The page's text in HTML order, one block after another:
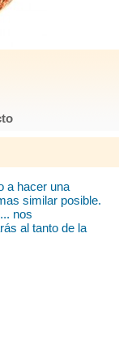
a hacer una
similar posible.
nos
al tanto de la